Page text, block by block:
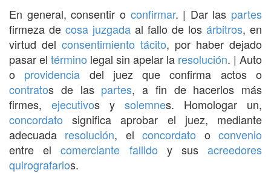
En general, consentir o confirmar. | Dar las partes
firmeza de cosa juzgada al fallo de los árbitros, en
virtud del consentimiento tácito, por haber dejado
pasar el término legal sin apelar la resolución. | Auto
o providencia del juez que confirma actos o
contratos de las partes, a fin de hacerlos más
firmes, ejecutivos y solemnes. Homologar un,
concordato significa aprobar el juez, mediante
adecuada resolución, elconcordato oconvenio
entre elcomerciante fallido y susacreedores
quirografarios.